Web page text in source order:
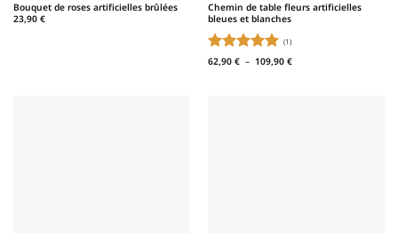
Bouquet de roses artificielles brûlées
23,90 €
Chemin de table fleurs artificielles
bleues et blanches
Note 5sur
(1)
62,90 € – 109,90 €Plage